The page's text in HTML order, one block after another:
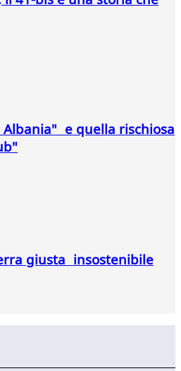
e quella rischiosa
giusta insostenibile